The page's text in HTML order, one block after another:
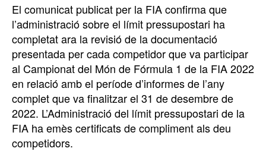
El comunicat publicat per la FIA confirma que
l’administració sobre el límit pressupostari ha
completat ara la revisió de la documentació
presentada per cada competidor que va participar
al Campionat del Món de Fórmula 1 de la FIA 2022
en relació amb el període d’informes de l’any
complet que va finalitzar el 31 de desembre de
2022. L’Administració del límit pressupostari de la
FIA ha emès certificats de compliment als deu
competidors.